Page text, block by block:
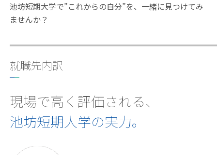
池坊短期大学で”これからの自分”を、一緒に見つけてみ
ませんか？
就職先内訳
現場で高く評価される、
池坊短期大学の実力。